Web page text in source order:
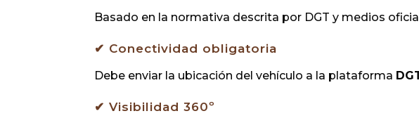
Basado en la normativa descrita por DGT y medios
✔ Conectividad obligatoria
Debe enviar la ubicación del vehículo a la plataforma
✔ Visibilidad 360º